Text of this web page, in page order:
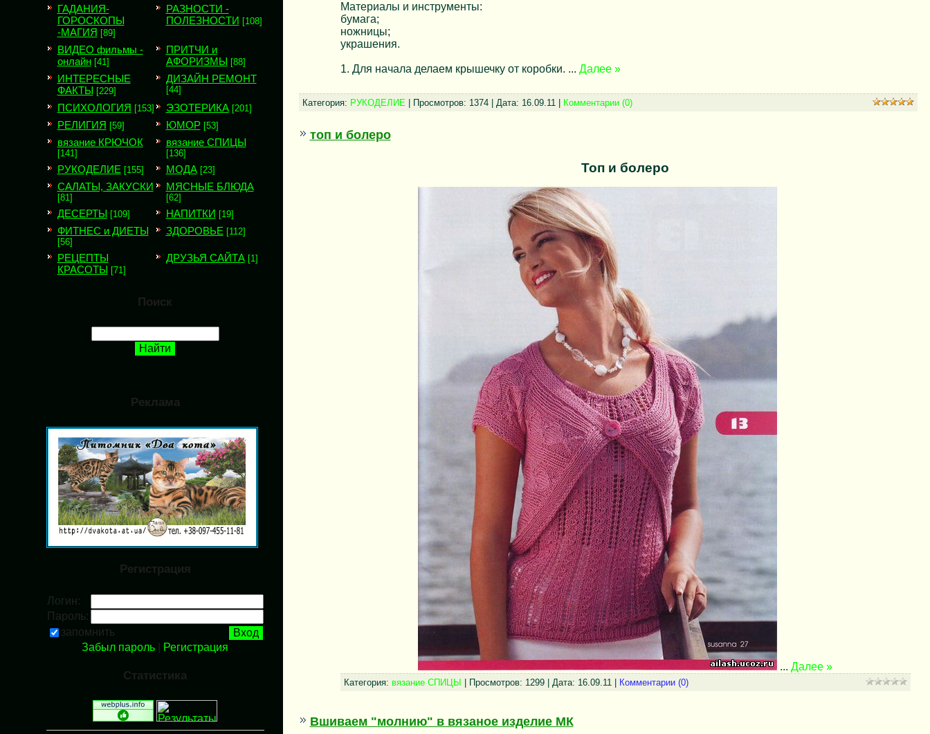
ГАДАНИЯ-
ГОРОСКОПЫ
-МАГИЯ [89]
РАЗНОСТИ -
ПОЛЕЗНОСТИ [108]
ВИДЕО фильмы -
онлайн [41]
ПРИТЧИ и
АФОРИЗМЫ [88]
ИНТЕРЕСНЫЕ
ФАКТЫ [229]
ДИЗАЙН РЕМОНТ
[44]
ПСИХОЛОГИЯ [153] ЭЗОТЕРИКА [201]
РЕЛИГИЯ [59] ЮМОР [53]
вязание КРЮЧОК
[141]
вязание СПИЦЫ
[136]
РУКОДЕЛИЕ [155] МОДА [23]
САЛАТЫ, ЗАКУСКИ
[81]
МЯСНЫЕ БЛЮДА
[62]
ДЕСЕРТЫ [109] НАПИТКИ [19]
ФИТНЕС и ДИЕТЫ
[56]
ЗДОРОВЬЕ [112]
РЕЦЕПТЫ
КРАСОТЫ [71]
ДРУЗЬЯ САЙТА [1]
Поиск
Реклама
Регистрация
Логин:
Пароль:
запомнить
Забыл пароль
Регистрация
Статистика
Материалы и инструменты:
бумага;
ножницы;
украшения.
1. Для начала делаем крышечку от коробки. ... Далее »
Категория: РУКОДЕЛИЕ| Просмотров: 1374 | Дата: 16.09.11| Комментарии (0)
топ и болеро
Топ и болеро
... Далее »
Категория: вязание СПИЦЫ | Просмотров: 1299 | Дата: 16.09.11| Комментарии (0)
Вшиваем "молнию" в вязаное изделие МК